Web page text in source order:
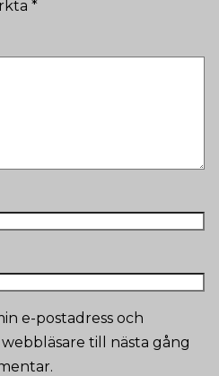
*
e-postadress och
till nästa gång